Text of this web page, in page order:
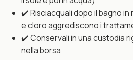
✔️ Risciacquali dopo il bagno in
e cloro aggrediscono i
✔️ Conservali in una custodia
nella borsa